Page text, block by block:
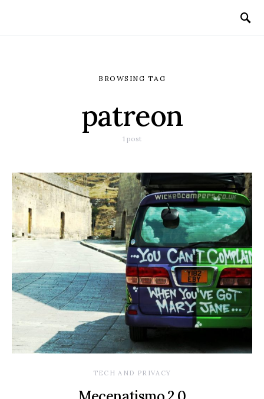
BROWSING TAG
patreon
1 post
TECH AND PRIVACY